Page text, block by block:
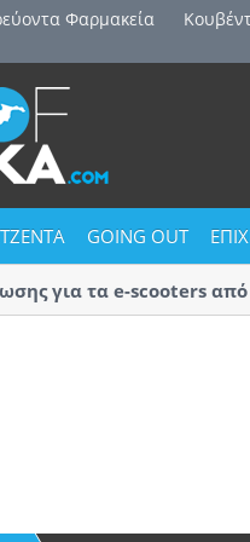
Φαρμακεία
GOING OUT
για τα e-scooters από